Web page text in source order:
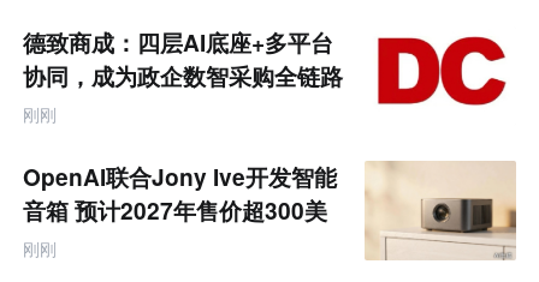
未
来
零
售
跨
境
产
业
互
联
网
德致商成：四层AI底座+多平台
协同，成为政企数智采购全链路
服务商
刚刚
OpenAI联合Jony Ive开发智能
音箱 预计2027年售价超300美
元
刚刚